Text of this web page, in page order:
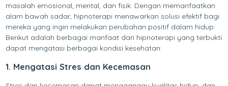
masalah emosional, mental, dan fisik. Dengan memanfaatkan
alam bawah sadar, hipnoterapi menawarkan solusi efektif bagi
mereka yang ingin melakukan perubahan positif dalam hidup.
Berikut adalah berbagai manfaat dari hipnoterapi yang terbukti
dapat mengatasi berbagai kondisi kesehatan:
1. Mengatasi Stres dan Kecemasan